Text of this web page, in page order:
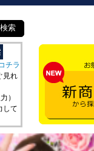
索
チラ
見れ
）
して